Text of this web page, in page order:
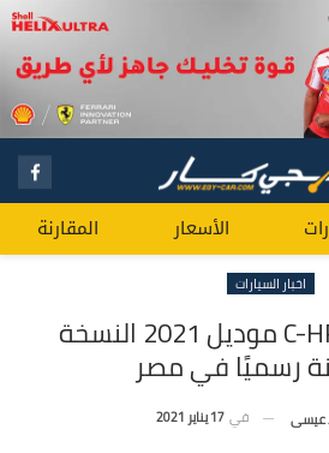
الأسعار المقارنة
اخبار السيارات
اطلاق تويوتا C-HR موديل 2021 النسخة
رسميًا في مصر
عيسى في 17 يناير 2021